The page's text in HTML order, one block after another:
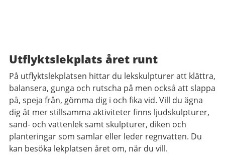
Utflyktslekplats året runt
På utflyktslekplatsen hittar du lekskulpturer att klättra,
balansera, gunga och rutscha på men också att slappa
på, speja från, gömma dig i och fika vid. Vill du ägna
dig åt mer stillsamma aktiviteter finns ljudskulpturer,
sand- och vattenlek samt skulpturer, diken och
planteringar som samlar eller leder regnvatten. Du
kan besöka lekplatsen året om, när du vill.